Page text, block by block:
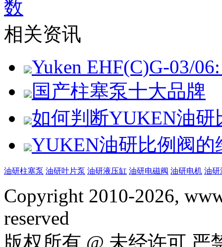
数
相关资讯
Yuken EHF(C)G-03/
国产柱塞泵十大品牌
如何判断YUKEN油
YUKEN油研比例阀的
油研柱塞泵 油研叶片泵 油研液压缸 油研电磁阀 油研电机 油研
Copyright 2010-2026,
reserved
版权所有 @ 未经许可 严